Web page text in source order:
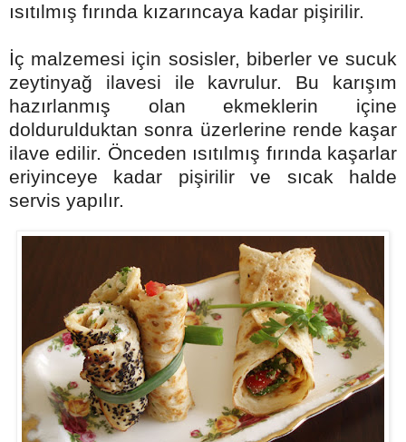
ısıtılmış fırında kızarıncaya kadar pişirilir.
İç malzemesi için sosisler, biberler ve sucuk
zeytinyağ ilavesi ile kavrulur. Bu karışım
hazırlanmış olan ekmeklerin içine
doldurulduktan sonra üzerlerine rende kaşar
ilave edilir. Önceden ısıtılmış fırında kaşarlar
eriyinceye kadar pişirilir ve sıcak halde
servis yapılır.